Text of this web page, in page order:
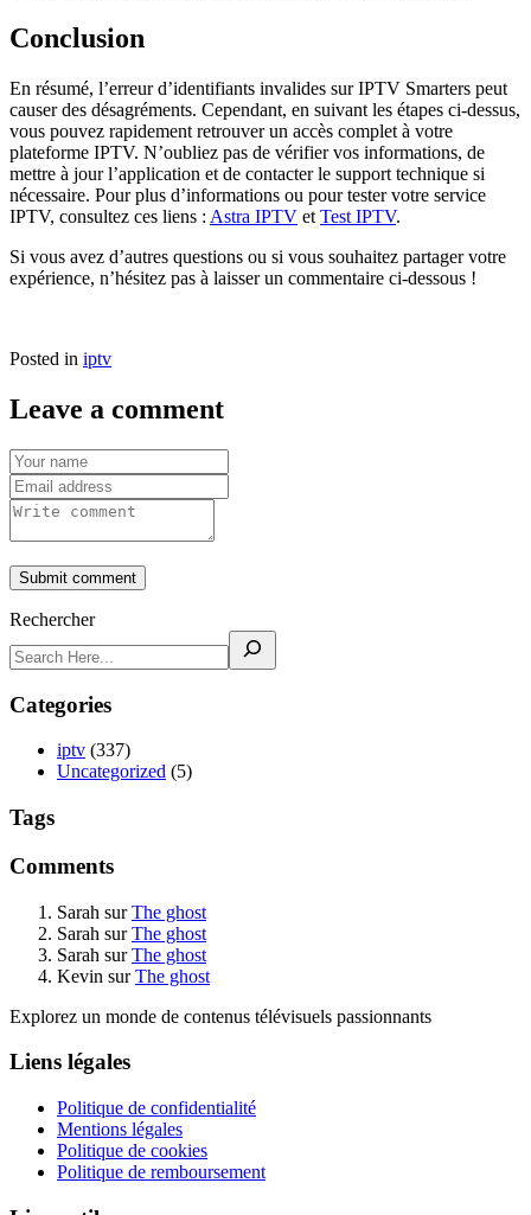
Conclusion
En résumé, l’erreur d’identifiants invalides sur IPTV Smarters peut
causer des désagréments. Cependant, en suivant les étapes ci-dessus,
vous pouvez rapidement retrouver un accès complet à votre
plateforme IPTV. N’oubliez pas de vérifier vos informations, de
mettre à jour l’application et de contacter le support technique si
nécessaire. Pour plus d’informations ou pour tester votre service
IPTV, consultez ces liens : Astra IPTV et Test IPTV.
Si vous avez d’autres questions ou si vous souhaitez partager votre
expérience, n’hésitez pas à laisser un commentaire ci-dessous !
Posted in iptv
Leave a comment
Submit comment
Rechercher
Categories
iptv (337)
Uncategorized (5)
Tags
Comments
Sarah surThe ghost
Sarah surThe ghost
Sarah surThe ghost
Kevin surThe ghost
Explorez un monde de contenus télévisuels passionnants
Liens légales
Politique de confidentialité
Mentions légales
Politique de cookies
Politique de remboursement